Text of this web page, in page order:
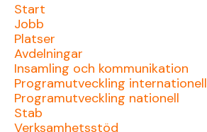
Start
Jobb
Platser
Avdelningar
Insamling och kommunikation
Programutveckling internationell
Programutveckling nationell
Stab
Verksamhetsstöd